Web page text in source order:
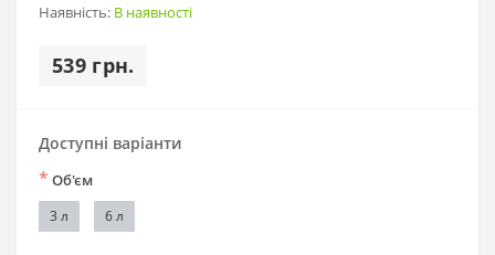
Наявність: В наявності
539 грн.
Доступні варіанти
* Об'єм
3 л 6 л